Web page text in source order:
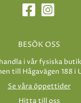
BESÖK OSS
i vår fysiska
till Hågavägen 188 i
Se våra öppettider
Hitta till oss